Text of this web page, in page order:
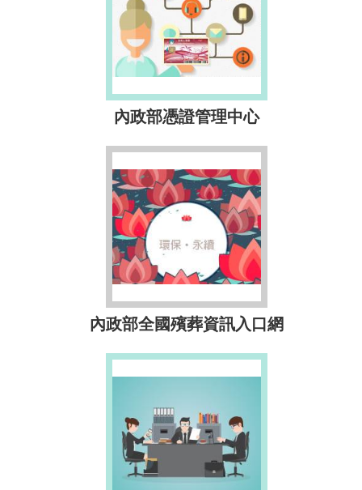
內政部憑證管理中心
內政部全國殯葬資訊入口網